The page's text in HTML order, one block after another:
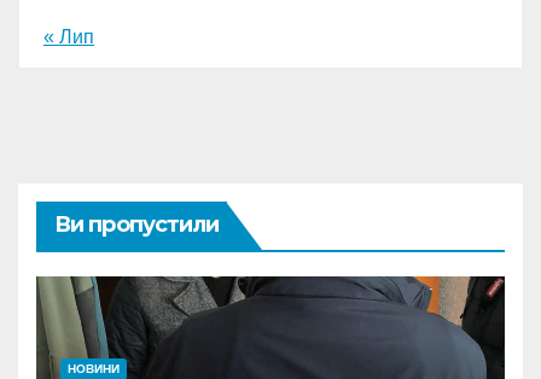
« Лип
Ви пропустили
НОВИНИ